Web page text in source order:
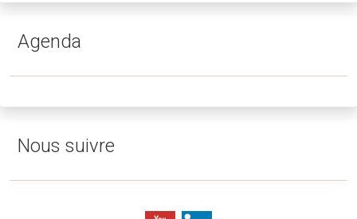
Agenda
Nous suivre